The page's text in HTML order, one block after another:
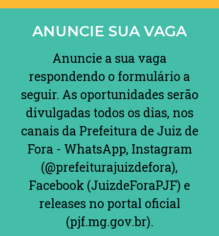
ANUNCIE SUA VAGA
Anuncie a sua vaga
respondendo o formulário a
seguir. As oportunidades serão
divulgadas todos os dias, nos
canais da Prefeitura de Juiz de
Fora - WhatsApp, Instagram
(@prefeiturajuizdefora),
Facebook (JuizdeForaPJF) e
releases no portal oficial
(pjf.mg.gov.br).